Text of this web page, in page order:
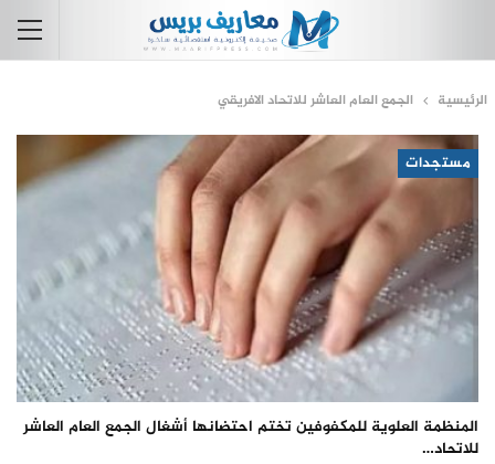
الرئيسية الجمع العام العاشر للاتحاد الافريقي
مستجدات
المنظمة العلوية للمكفوفين تختم احتضانها أشغال الجمع العام العاشر
للاتحاد…